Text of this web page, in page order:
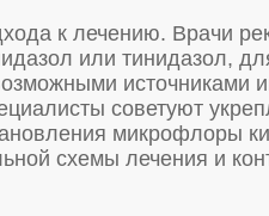
к лечению. Врачи
или тинидазол,
источниками
советуют
микрофлоры
схемы лечения и